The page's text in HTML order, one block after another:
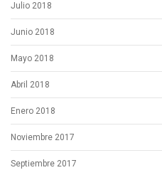
Julio 2018
Junio 2018
Mayo 2018
Abril 2018
Enero 2018
Noviembre 2017
Septiembre 2017